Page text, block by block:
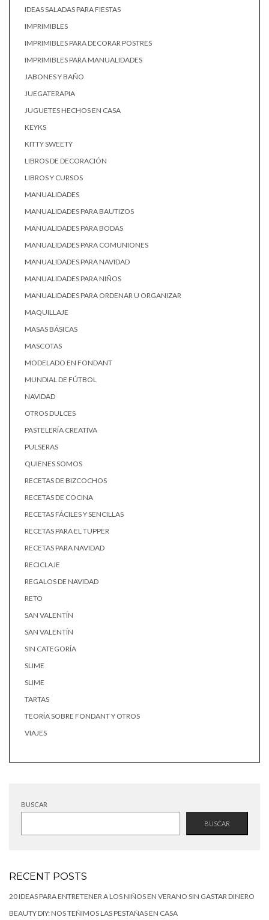
IDEAS SALADAS PARA FIESTAS
IMPRIMIBLES
IMPRIMIBLES PARA DECORAR POSTRES
IMPRIMIBLES PARA MANUALIDADES
JABONES Y BAÑO
JUEGATERAPIA
JUGUETES HECHOS EN CASA
KEYKS
KITTY SWEETY
LIBROS DE DECORACIÓN
LIBROS Y CURSOS
MANUALIDADES
MANUALIDADES PARA BAUTIZOS
MANUALIDADES PARA BODAS
MANUALIDADES PARA COMUNIONES
MANUALIDADES PARA NAVIDAD
MANUALIDADES PARA NIÑOS
MANUALIDADES PARA ORDENAR U ORGANIZAR
MAQUILLAJE
MASAS BÁSICAS
MASCOTAS
MODELADO EN FONDANT
MUNDIAL DE FÚTBOL
NAVIDAD
OTROS DULCES
PASTELERÍA CREATIVA
PULSERAS
QUIENES SOMOS
RECETAS DE BIZCOCHOS
RECETAS DE COCINA
RECETAS FÁCILES Y SENCILLAS
RECETAS PARA EL TUPPER
RECETAS PARA NAVIDAD
RECICLAJE
REGALOS DE NAVIDAD
RETO
SAN VALENTÍN
SAN VALENTÍN
SIN CATEGORÍA
SLIME
SLIME
TARTAS
TEORÍA SOBRE FONDANT Y OTROS
VIAJES
BUSCAR
BUSCAR
RECENT POSTS
20 IDEAS PARA ENTRETENER A LOS NIÑOS EN VERANO SIN GASTAR DINERO
BEAUTY DIY: NOS TEÑIMOS LAS PESTAÑAS EN CASA